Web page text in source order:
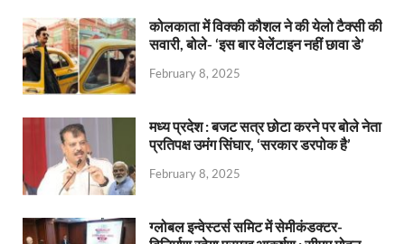
कोलकाता में विक्की कौशल ने की येलो टैक्सी की
सवारी, बोले- ‘इस बार वेलेंटाइन नहीं छावा डे’
February 8, 2025
मध्य प्रदेश : बजट सत्र छोटा करने पर बोले नेता
प्रतिपक्ष उमंग सिंघार, ‘सरकार डरपोक है’
February 8, 2025
ग्लोबल इन्वेस्टर्स समिट में सेमीकंडक्टर-